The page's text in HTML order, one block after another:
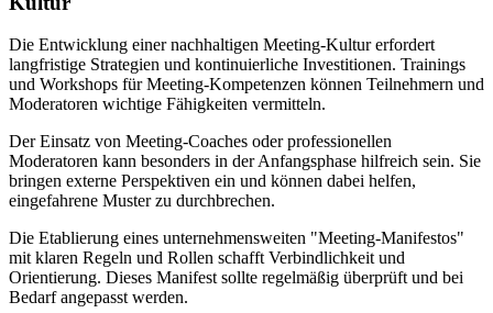
Die Entwicklung einer nachhaltigen Meeting-Kultur erfordert
langfristige Strategien und kontinuierliche Investitionen. Trainings
und Workshops für Meeting-Kompetenzen können Teilnehmern und
Moderatoren wichtige Fähigkeiten vermitteln.
Der Einsatz von Meeting-Coaches oder professionellen
Moderatoren kann besonders in der Anfangsphase hilfreich sein. Sie
bringen externe Perspektiven ein und können dabei helfen,
eingefahrene Muster zu durchbrechen.
Die Etablierung eines unternehmensweiten "Meeting-Manifestos"
mit klaren Regeln und Rollen schafft Verbindlichkeit und
Orientierung. Dieses Manifest sollte regelmäßig überprüft und bei
Bedarf angepasst werden.